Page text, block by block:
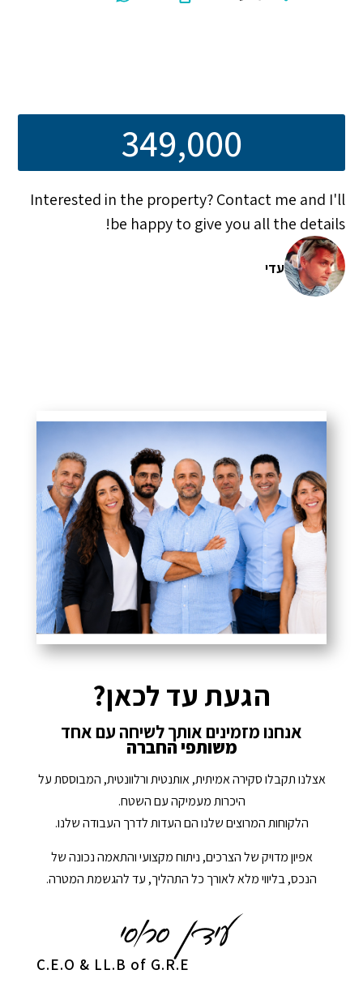
349,000
Interested in the property? Contact me and I'll
be happy to give you all the details!
עדי
הגעת עד לכאן?
אנחנו מזמינים אותך לשיחה עם אחד
משותפי החברה
אצלנו תקבלו סקירה אמיתית, אותנטית ורלוונטית, המבוססת על
היכרות מעמיקה עם השטח.
הלקוחות המרוצים שלנו הם העדות לדרך העבודה שלנו.
אפיון מדויק של הצרכים, ניתוח מקצועי והתאמה נכונה של
הנכס, בליווי מלא לאורך כל התהליך, עד להגשמת המטרה.
C.E.O & LL.B of G.R.E